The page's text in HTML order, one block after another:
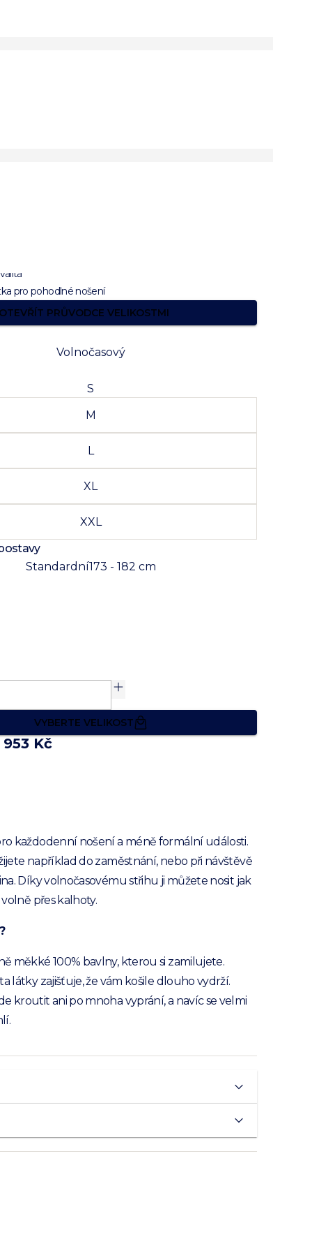
pro pohodlné nošení
OTEVŘÍT PRŮVODCE VELIKOSTMI
Volnočasový
S
M
L
XL
XXL
Standardní173 - 182 cm
VYBERTE VELIKOST
953 Kč
každodenní nošení a méně formální události.
například do zaměstnání, nebo při návštěvě
Díky volnočasovému střihu ji můžete nosit jak
přes kalhoty.
měkké 100% bavlny, kterou si zamilujete.
látky zajišťuje, že vám košile dlouho vydrží.
kroutit ani po mnoha vyprání, a navíc se velmi